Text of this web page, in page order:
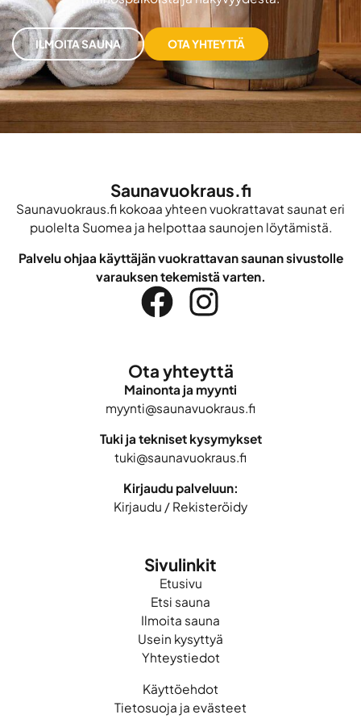
ILMOITA SAUNA OTA YHTEYTTÄ
Saunavuokraus.fi
Saunavuokraus.fi kokoaa yhteen vuokrattavat saunat eri
puolelta Suomea ja helpottaa saunojen löytämistä.
Palvelu ohjaa käyttäjän vuokrattavan saunan sivustolle
varauksen tekemistä varten.
Ota yhteyttä
Mainonta ja myynti
myynti@saunavuokraus.fi
Tuki ja tekniset kysymykset
tuki@saunavuokraus.fi
Kirjaudu palveluun:
Kirjaudu / Rekisteröidy
Sivulinkit
Etusivu
Etsi sauna
Ilmoita sauna
Usein kysyttyä
Yhteystiedot
Käyttöehdot
Tietosuoja ja evästeet